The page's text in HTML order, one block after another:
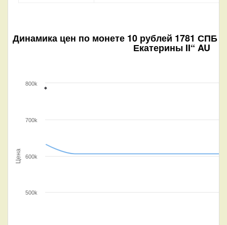
Динамика цен по монете 10 рублей 1781 СПБ
Екатерины II“ AU
Цена
500k
600k
700k
800k